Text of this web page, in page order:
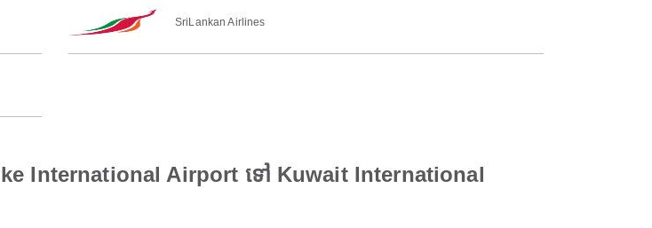
SriLankan Airlines
International Airport ទៅ Kuwait International